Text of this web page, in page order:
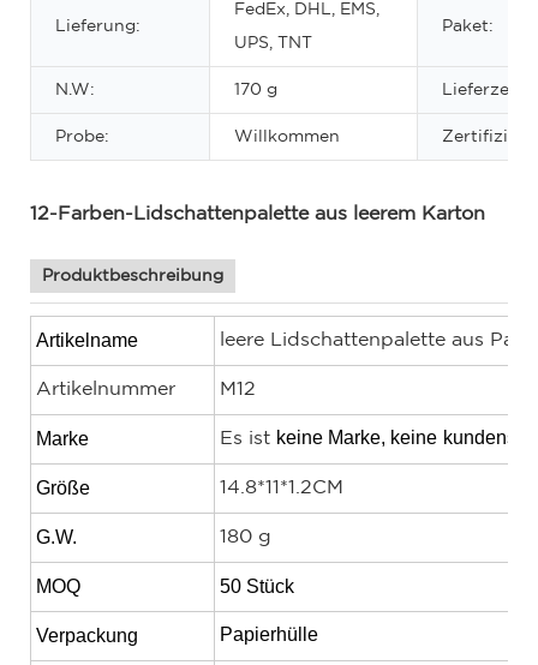
Lieferung:
FedEx, DHL, EMS,
UPS, TNT
Paket:
N.W: 170 g Lieferzeit:
Probe: Willkommen
12-Farben-Lidschattenpalette aus leerem Karton
Produktbeschreibung
Artikelname leere Lidschattenpalette aus
Artikelnummer M12
Marke Es ist keine Marke, keine
Größe 14.8*11*1.2CM
G.W. 180 g
MOQ 50 Stück
Verpackung Papierhülle